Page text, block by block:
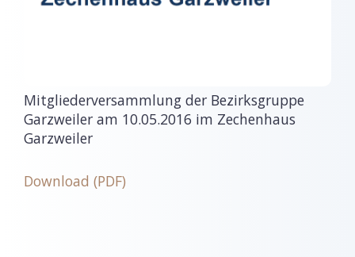
Mitgliederversammlung der Bezirksgruppe
Garzweiler am 10.05.2016 im Zechenhaus
Garzweiler
Download (PDF)